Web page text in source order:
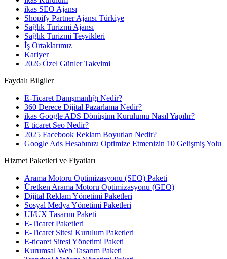
ikas SEO Ajansı
Shopify Partner Ajansı Türkiye
Sağlık Turizmi Ajansı
Sağlık Turizmi Teşvikleri
İş Ortaklarımız
Kariyer
2026 Özel Günler Takvimi
Faydalı Bilgiler
E-Ticaret Danışmanlığı Nedir?
360 Derece Dijital Pazarlama Nedir?
ikas Google ADS Dönüşüm Kurulumu Nasıl Yapılır?
E ticaret Seo Nedir?
2025 Facebook Reklam Boyutları Nedir?
Google Ads Hesabınızı Optimize Etmenizin 10 Gelişmiş Yolu
Hizmet Paketleri ve Fiyatları
Arama Motoru Optimizasyonu (SEO) Paketi
Üretken Arama Motoru Optimizasyonu (GEO)
Dijital Reklam Yönetimi Paketleri
Sosyal Medya Yönetimi Paketleri
UI/UX Tasarım Paketi
E-Ticaret Paketleri
E-Ticaret Sitesi Kurulum Paketleri
E-ticaret Sitesi Yönetimi Paketi
Kurumsal Web Tasarım Paketi